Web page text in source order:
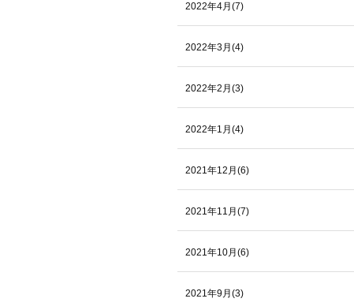
2022年4月(7)
2022年3月(4)
2022年2月(3)
2022年1月(4)
2021年12月(6)
2021年11月(7)
2021年10月(6)
2021年9月(3)